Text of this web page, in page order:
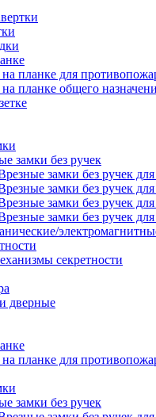
планке для
планке общего
замки без ручек
замки без ручек
замки без ручек
замки без ручек
замки без ручек
секретности
дверные
планке для
замки без ручек